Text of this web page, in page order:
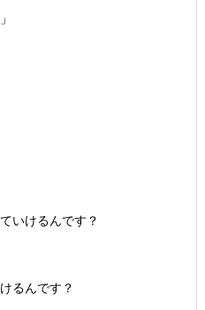
いけるんです？
るんです？